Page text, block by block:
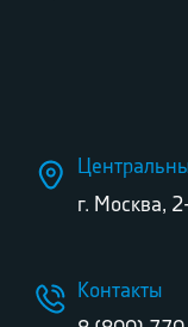
г. Москва,
Контакты